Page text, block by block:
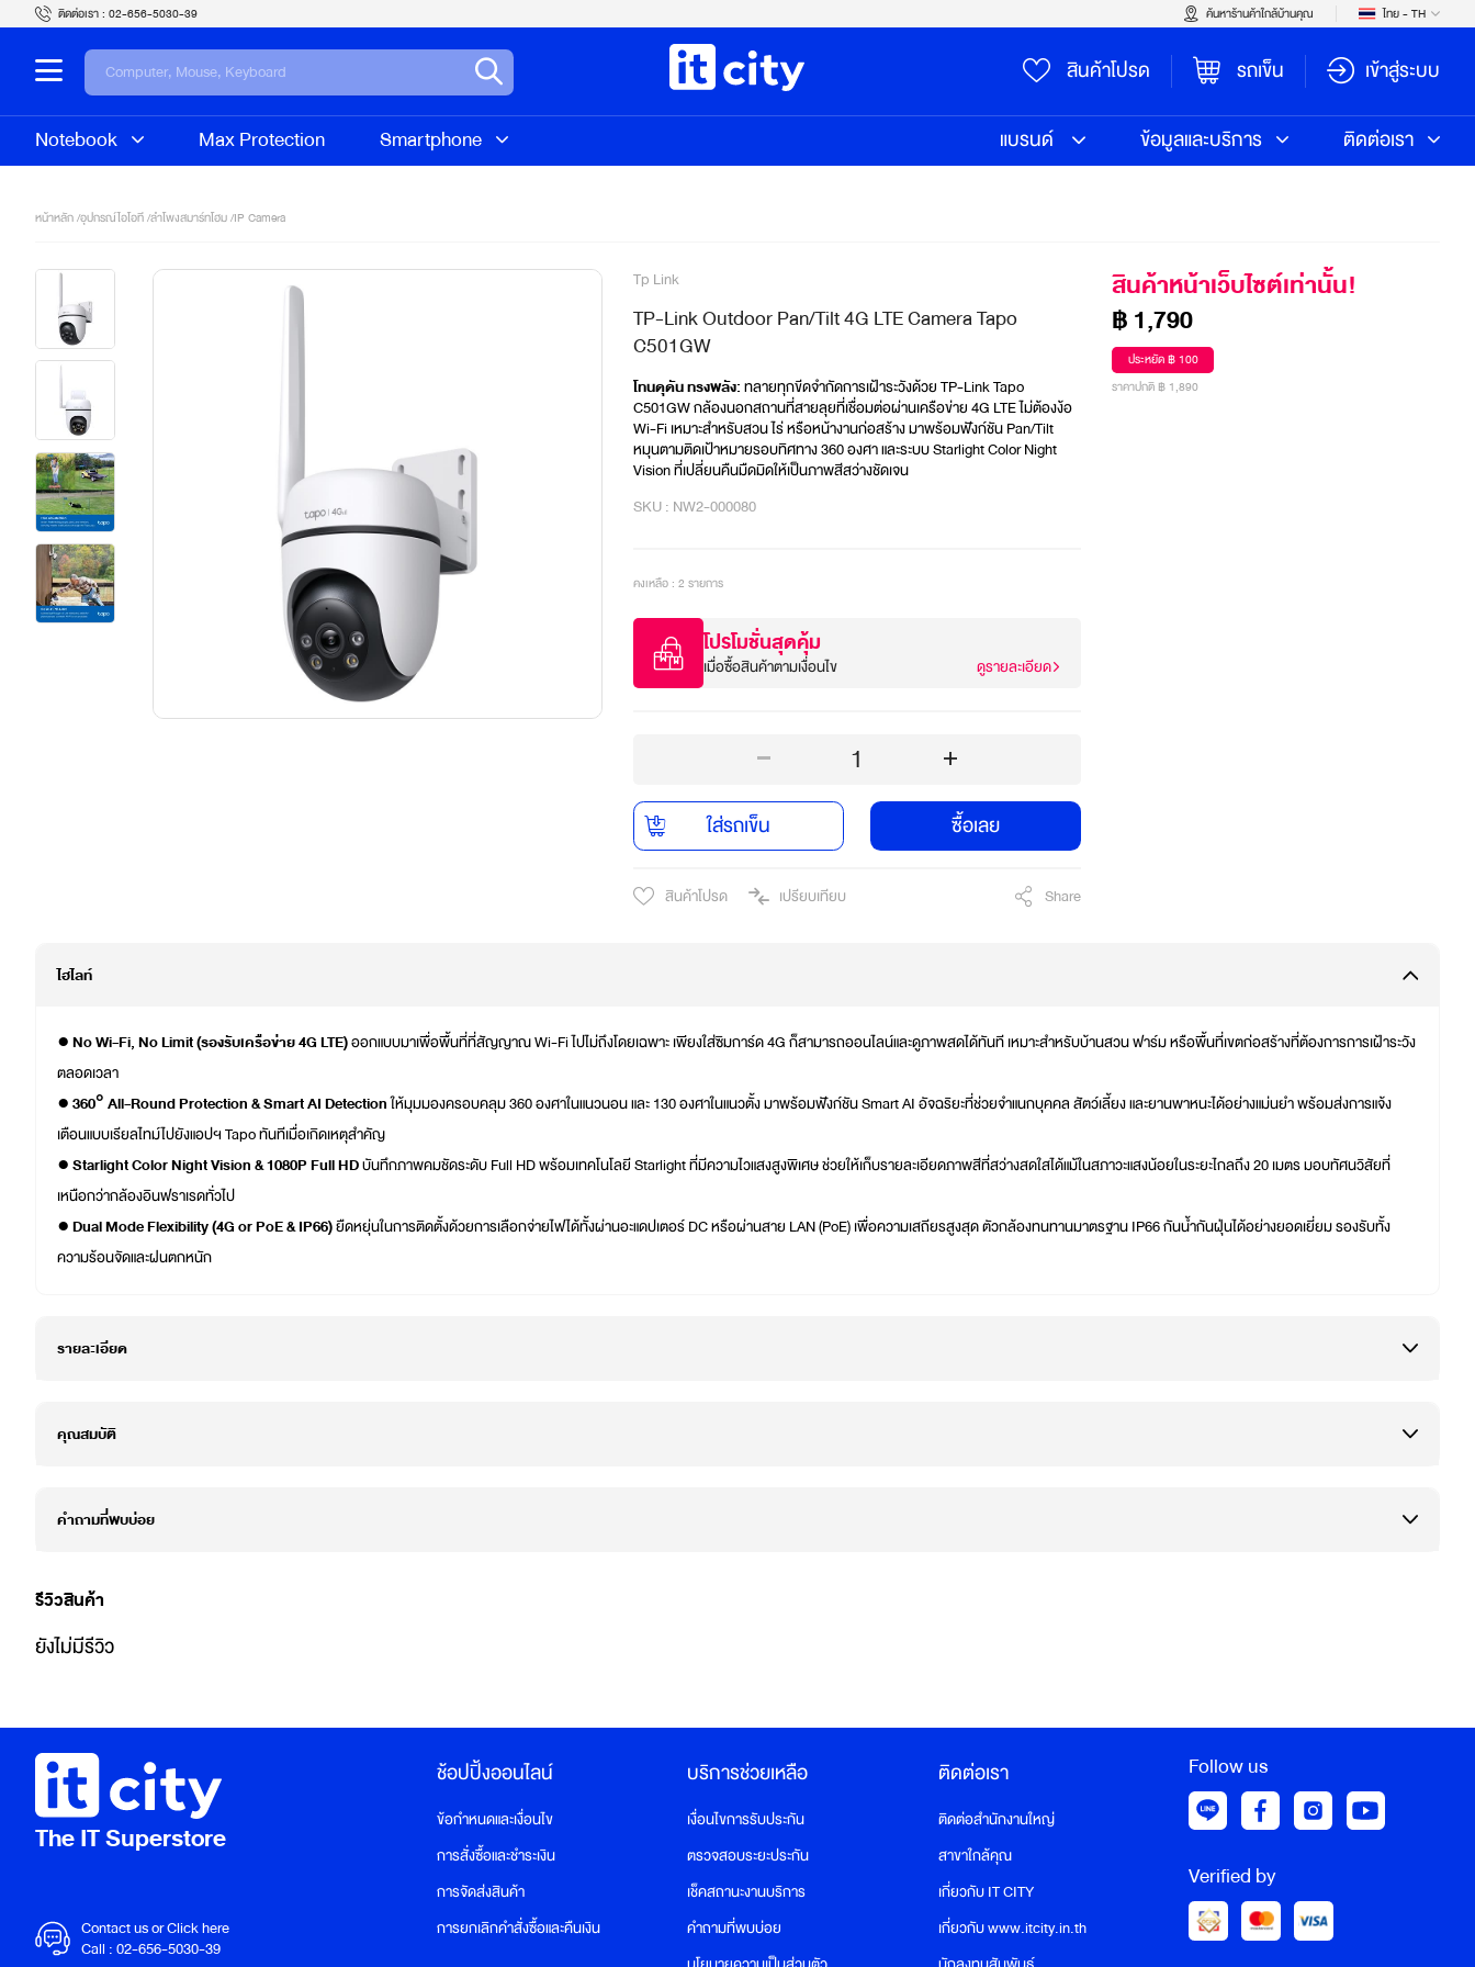
ติดต่อเรา : 02-656-5030-39 ค้นหาร้านค้าใกล้บ้านคุณ ไทย - TH
สินค้าโปรด รถเข็น เข้าสู่ระบบ
Notebook Max Protection Smartphone แบรนด์ ข้อมูลและบริการ ติดต่อเรา
หน้าหลัก /อุปกรณ์ไอโอที/ลำโพงสมาร์ทโฮม/IP Camera
Tp Link
TP-Link Outdoor Pan/Tilt 4G LTE Camera Tapo
C501GW
โทนดุดัน ทรงพลัง: ทลายทุกขีดจำกัดการเฝ้าระวังด้วย TP-Link Tapo
C501GW กล้องนอกสถานที่สายลุยที่เชื่อมต่อผ่านเครือข่าย 4G LTE ไม่ต้องง้อ
Wi-Fi เหมาะสำหรับสวน ไร่ หรือหน้างานก่อสร้าง มาพร้อมฟังก์ชัน Pan/Tilt
หมุนตามติดเป้าหมายรอบทิศทาง 360 องศา และระบบ Starlight Color Night
Vision ที่เปลี่ยนคืนมืดมิดให้เป็นภาพสีสว่างชัดเจน
SKU : NW2-000080
คงเหลือ : 2 รายการ
โปรโมชั่นสุดคุ้ม
เมื่อซื้อสินค้าตามเงื่อนไข ดูรายละเอียด
1
ใส่รถเข็น ซื้อเลย
สินค้าโปรด เปรียบเทียบ Share
สินค้าหน้าเว็บไซต์เท่านั้น!
฿ 1,790
ประหยัด ฿ 100
ราคาปกติ ฿ 1,890
ไฮไลท์
●No Wi-Fi, No Limit (รองรับเครือข่าย 4G LTE)ออกแบบมาเพื่อพื้นที่ที่สัญญาณ Wi-Fi ไปไม่ถึงโดยเฉพาะ เพียงใส่ซิมการ์ด 4G ก็สามารถออนไลน์และดูภาพสดได้ทันที เหมาะสำหรับบ้านสวน ฟาร์ม หรือพื้นที่เขตก่อสร้างที่ต้องการการเฝ้าระวัง
ตลอดเวลา
●360° All-Round Protection & Smart AI Detectionให้มุมมองครอบคลุม 360 องศาในแนวนอน และ 130 องศาในแนวตั้ง มาพร้อมฟังก์ชัน Smart AI อัจฉริยะที่ช่วยจำแนกบุคคล สัตว์เลี้ยง และยานพาหนะได้อย่างแม่นยำ พร้อมส่งการแจ้ง
เตือนแบบเรียลไทม์ไปยังแอปฯ Tapo ทันทีเมื่อเกิดเหตุสำคัญ
●Starlight Color Night Vision & 1080P Full HDบันทึกภาพคมชัดระดับ Full HD พร้อมเทคโนโลยี Starlight ที่มีความไวแสงสูงพิเศษ ช่วยให้เก็บรายละเอียดภาพสีที่สว่างสดใสได้แม้ในสภาวะแสงน้อยในระยะไกลถึง 20 เมตร มอบทัศนวิสัยที่
เหนือกว่ากล้องอินฟราเรดทั่วไป
●Dual Mode Flexibility (4G or PoE & IP66)ยืดหยุ่นในการติดตั้งด้วยการเลือกจ่ายไฟได้ทั้งผ่านอะแดปเตอร์ DC หรือผ่านสาย LAN (PoE) เพื่อความเสถียรสูงสุด ตัวกล้องทนทานมาตรฐาน IP66 กันน้ำกันฝุ่นได้อย่างยอดเยี่ยม รองรับทั้ง
ความร้อนจัดและฝนตกหนัก
รายละเอียด
คุณสมบัติ
คำถามที่พบบ่อย
รีวิวสินค้า
ยังไม่มีรีวิว
The IT Superstore
Contact us or Click here
Call :02-656-5030-39
ช้อปปิ้งออนไลน์
ข้อกำหนดและเงื่อนไข
การสั่งซื้อและชำระเงิน
การจัดส่งสินค้า
การยกเลิกคำสั่งซื้อและคืนเงิน
บริการช่วยเหลือ
เงื่อนไขการรับประกัน
ตรวจสอบระยะประกัน
เช็คสถานะงานบริการ
คำถามที่พบบ่อย
ติดต่อเรา
ติดต่อสำนักงานใหญ่
สาขาใกล้คุณ
เกี่ยวกับ IT CITY
เกี่ยวกับ www.itcity.in.th
Follow us
Verified by